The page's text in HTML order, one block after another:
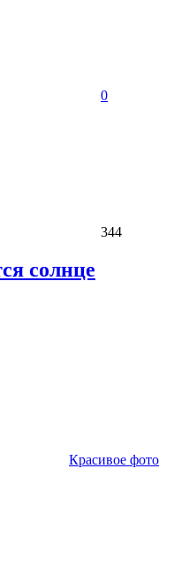
0
344
солнце
Красивое фото